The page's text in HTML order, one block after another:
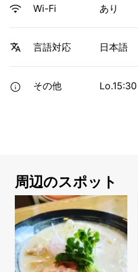
Wi-Fi あり
言語対応 日本語
その他 Lo.15:30
周辺のスポット